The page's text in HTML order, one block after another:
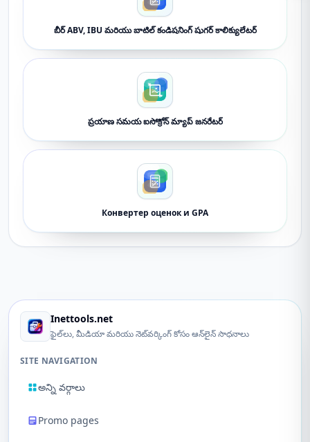
బీర్ ABV, IBU మరియు బాటిల్ కండిషనింగ్ షుగర్ కాలిక్యులేటర్
ప్రయాణ సమయ ఐసోక్రోన్ మ్యాప్ జనరేటర్
Конвертер оценок и GPA
Inettools.net
ఫైల్‌లు, మీడియా మరియు నెట్‌వర్కింగ్ కోసం ఆన్‌లైన్ సాధనాలు
SITE NAVIGATION
అన్ని వర్గాలు
Promo pages